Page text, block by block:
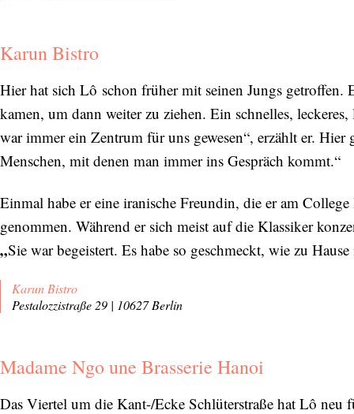
Karun Bistro
Hier hat sich Lô schon früher mit seinen Jungs
kamen, um dann weiter zu ziehen. Ein schnelles,
war immer ein Zentrum für uns gewesen“, erzählt er.
Menschen, mit denen man immer ins Gespräch kommt.“
Einmal habe er eine iranische Freundin, die er am
genommen. Während er sich meist auf die Klassiker
„Sie war begeistert. Es habe so geschmeckt, wie zu
Karun Bistro
Pestalozzistraße 29 | 10627 Berlin
Madame Ngo une Brasserie Hanoi
Das Viertel um die Kant-/Ecke Schlüterstraße hat Lô neu